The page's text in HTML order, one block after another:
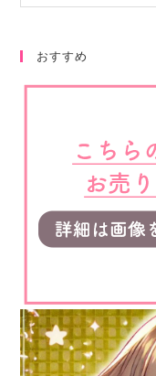
おすすめ